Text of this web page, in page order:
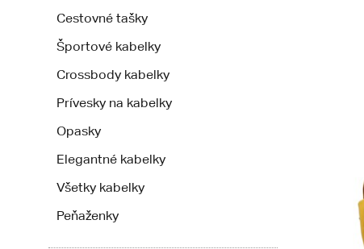
Cestovné tašky
Športové kabelky
Crossbody kabelky
Prívesky na kabelky
Opasky
Elegantné kabelky
Všetky kabelky
Peňaženky